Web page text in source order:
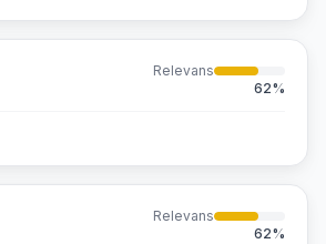
Relevans
62%
Relevans
62%